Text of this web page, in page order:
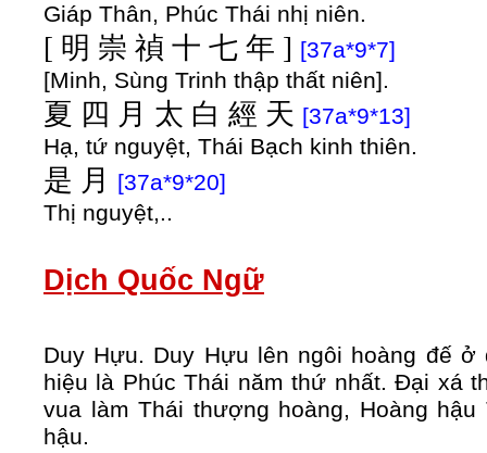
Giáp Thân, Phúc Thái nhị niên.
[ 明 崇 禎 十 七 年 ] [37a*9*7]
[Minh, Sùng Trinh thập thất niên].
夏 四 月 太 白 經 天 [37a*9*13]
Hạ, tứ nguyệt, Thái Bạch kinh thiên.
是 月
[37a*9*20]
Thị nguyệt,..
Dịch Quốc Ngữ
Duy Hựu. Duy Hựu lên ngôi hoàng đế ở
hiệu là Phúc Thái năm thứ nhất. Đại xá
vua làm Thái thượng hoàng, Hoàng hậu
hậu.